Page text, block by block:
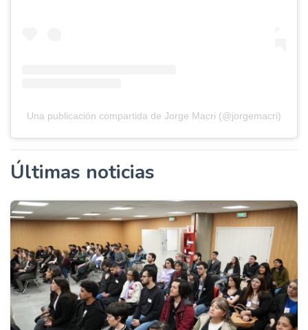
Una publicación compartida de Jorge Macri (@jorgemacri)
Últimas noticias